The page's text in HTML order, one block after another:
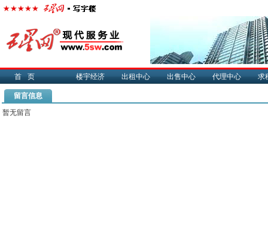
首页 楼宇经济 出租中心 出售中心 代理中心 求
留言信息
暂无留言